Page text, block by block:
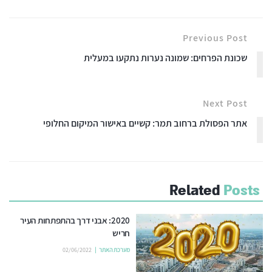
Previous Post
שכונת הפרחים: שמונה נערות נתקעו במעלית
Next Post
אתר הפסולת ברחוב תמר: קשיים באישור המיקום החלופי
Related Posts
2020: אבני דרך בהתפתחות העיר
חריש
מערכת האתר 02/06/2022